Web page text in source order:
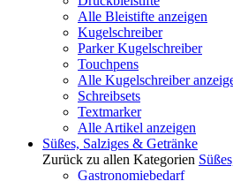
Alle Bleistifte anzeigen
Kugelschreiber
Parker Kugelschreiber
Touchpens
Alle Kugelschreiber
Schreibsets
Textmarker
Alle Artikel anzeigen
Süßes, Salziges & Getränke
Zurück zu allen Kategorien
Gastronomiebedarf